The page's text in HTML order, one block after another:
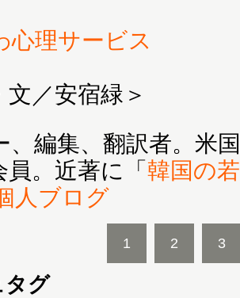
心理サービス
文／安宿緑＞
、編集、翻訳者。米
員。近著に「韓国の
人ブログ
1 2 3
タグ